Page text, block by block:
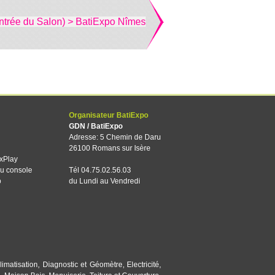
du Salon) > BatiExpo Nîmes
console
Organisateur BatiExpo
GDN / BatiExpo
Adresse: 5 Chemin de Daru
26100 Romans sur Isère
Tél 04.75.02.56.03
du Lundi au Vendredi
, Diagnostic et Géomètre, Electricité,